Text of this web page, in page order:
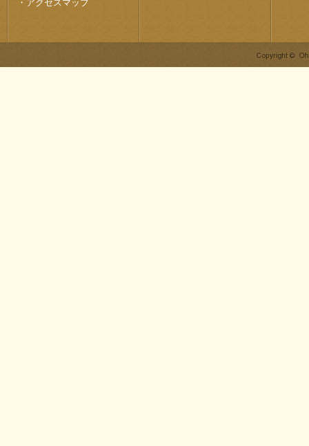
・ アクセスマップ